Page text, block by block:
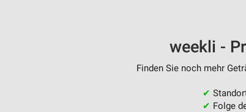
weekli -
Finden Sie noch mehr
✔
✔ Folge